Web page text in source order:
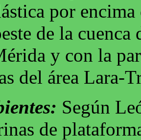
por
de la
y con la
del área Lara-
Según
de